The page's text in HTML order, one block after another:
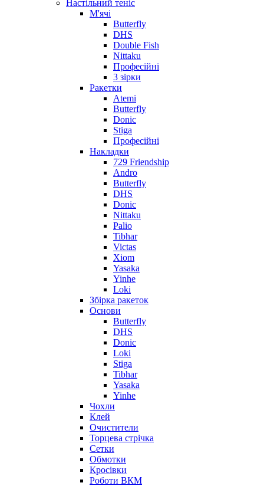
Настільний теніс
М'ячі
Butterfly
DHS
Double Fish
Nittaku
Професійні
3 зірки
Ракетки
Atemi
Butterfly
Donic
Stiga
Професійні
Накладки
729 Friendship
Andro
Butterfly
DHS
Donic
Nittaku
Palio
Tibhar
Victas
Xiom
Yasaka
Yinhe
Loki
Збірка ракеток
Основи
Butterfly
DHS
Donic
Loki
Stiga
Tibhar
Yasaka
Yinhe
Чохли
Клей
Очистители
Торцева стрічка
Сетки
Обмотки
Кросівки
Роботи ВКМ